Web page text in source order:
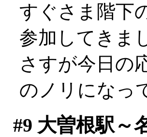
すぐさま階下
参加してきま
さすが今日の
のノリになっ
#9 大曽根駅～